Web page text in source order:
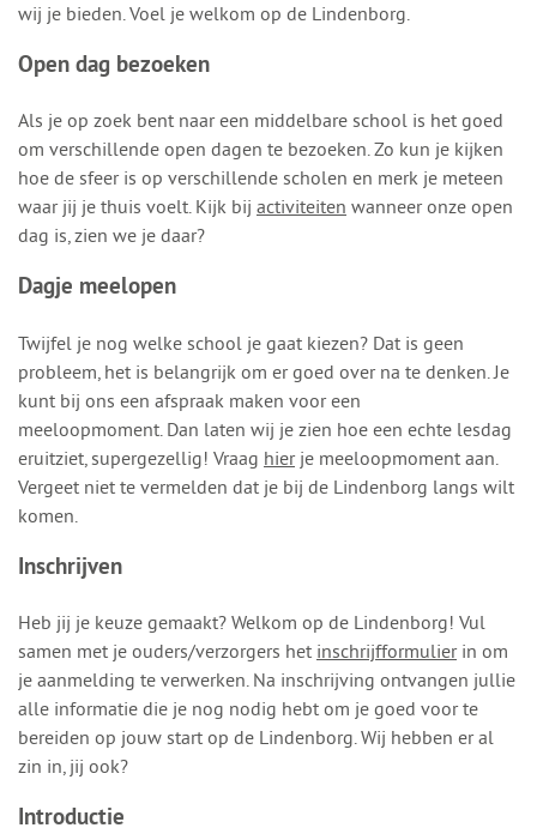
wij je bieden. Voel je welkom op de Lindenborg.
Open dag bezoeken
Als je op zoek bent naar een middelbare school is het goed
om verschillende open dagen te bezoeken. Zo kun je kijken
hoe de sfeer is op verschillende scholen en merk je meteen
waar jij je thuis voelt. Kijk bij activiteiten wanneer onze open
dag is, zien we je daar?
Dagje meelopen
Twijfel je nog welke school je gaat kiezen? Dat is geen
probleem, het is belangrijk om er goed over na te denken. Je
kunt bij ons een afspraak maken voor een
meeloopmoment. Dan laten wij je zien hoe een echte lesdag
eruitziet, supergezellig! Vraag hierje meeloopmoment aan.
Vergeet niet te vermelden dat je bij de Lindenborg langs wilt
komen.
Inschrijven
Heb jij je keuze gemaakt? Welkom op de Lindenborg! Vul
samen met je ouders/verzorgers het inschrijfformulierin om
je aanmelding te verwerken. Na inschrijving ontvangen jullie
alle informatie die je nog nodig hebt om je goed voor te
bereiden op jouw start op de Lindenborg. Wij hebben er al
zin in, jij ook?
Introductie